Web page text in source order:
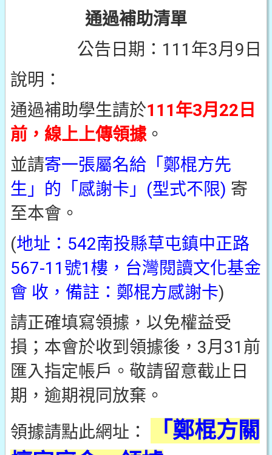
通過補助清單
公告日期：111年3月9日
說明：
通過補助學生請於111年3月22日
前，線上上傳領據。
並請寄一張屬名給「鄭棍方先
生」的「感謝卡」(型式不限) 寄
至本會。
(地址：542南投縣草屯鎮中正路
567-11號1樓，台灣閱讀文化基金
會 收，備註：鄭棍方感謝卡)
請正確填寫領據，以免權益受
損；本會於收到領據後，3月31前
匯入指定帳戶。敬請留意截止日
期，逾期視同放棄。
領據請點此網址：
「鄭棍方關